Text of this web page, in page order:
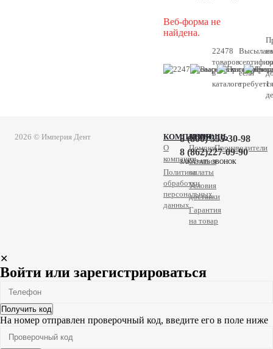
Веб-форма не
найдена.
22478
товаров
в
каталоге
если
требуется
1
2026 © Империя Дент КОМПАНИЯ
ПОМОЩЬ
О
компании
Политика
обработки
персональных
данных
Помощь
Условия
оплаты
Условия
доставки
Гарантия
на товар
Производители
8 (800) 555-30-98
8 (862)227-09-90
ЗАКАЗАТЬ ЗВОНОК
✕
Войти или зарегистрироваться
Получить код
На номер отправлен проверочный код, введите его в поле ниже